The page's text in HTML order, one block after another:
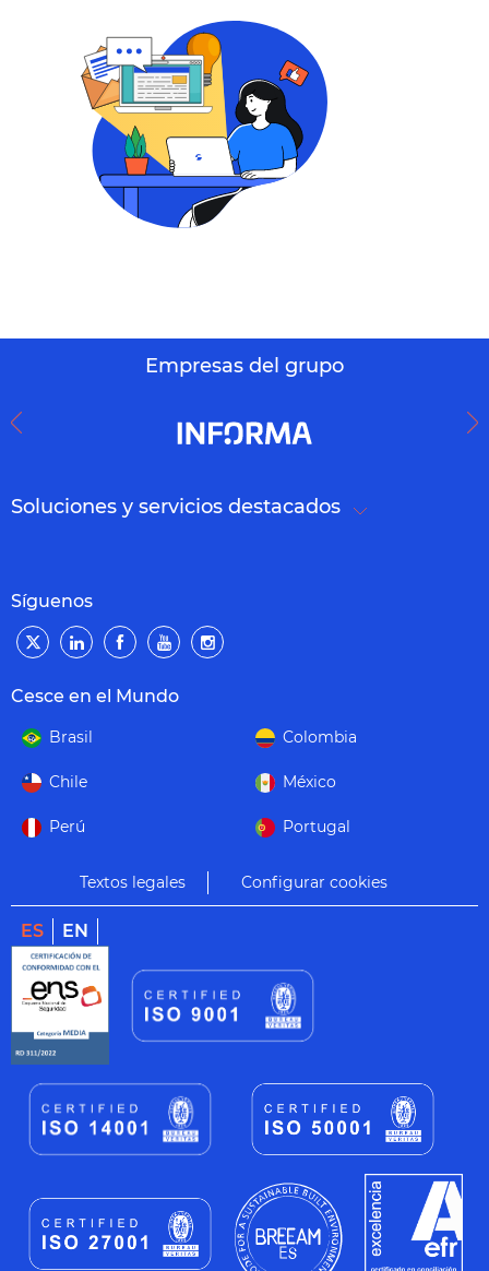
Empresas del grupo
Soluciones y servicios destacados
Síguenos
Cesce en el Mundo
Brasil Colombia
Chile México
Perú Portugal
Textos legales Configurar cookies
ES EN